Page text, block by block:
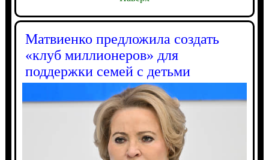
Матвиенко предложила создать
«клуб миллионеров» для
поддержки семей с детьми